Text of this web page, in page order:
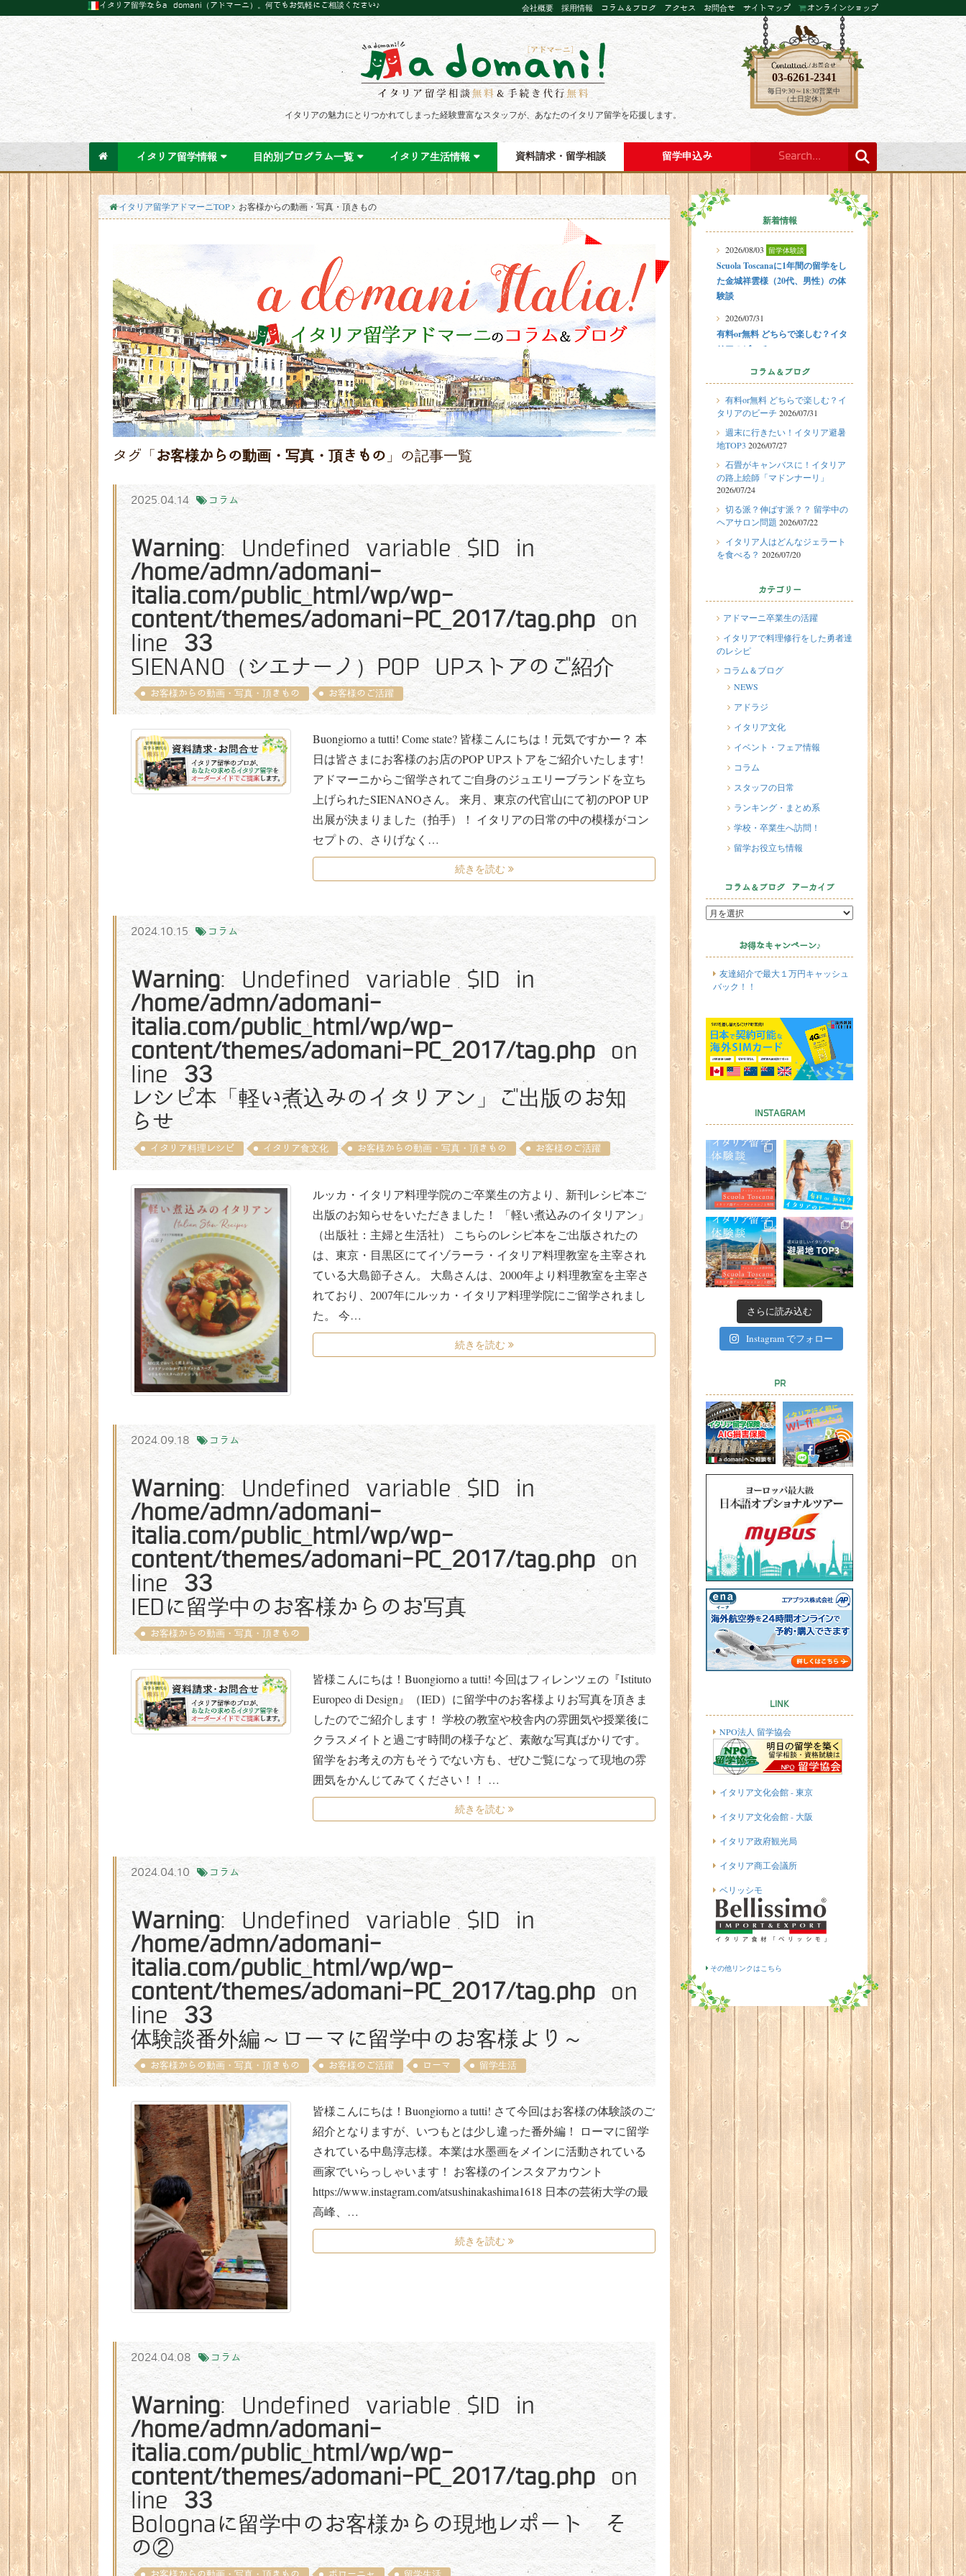
イタリア留学ならa domani（アドマーニ）。何でもお気軽にご相談ください♪ 会社概要 採用情報 コラム＆ブログ アクセス お問合せ サイトマップ オンラインショップ
イタリアの魅力にとりつかれてしまった経験豊富なスタッフが、あなたのイタリア留学を応援します。
03-6261-2341
毎日9:30～18:30営業中
（土日定休）
イタリア留学情報 目的別プログラム一覧 イタリア生活情報 資料請求・留学相談 留学申込み
イタリア留学アドマーニTOP お客様からの動画・写真・頂きもの
タグ「 お客様からの動画・写真・頂きもの 」の記事一覧
2025.04.14 コラム
Warning: Undefined variable $ID in
/home/admn/adomani-
italia.com/public_html/wp/wp-
content/themes/adomani-PC_2017/tag.phpon
line 33
SIENANO（シエナーノ）POP UPストアのご紹介
お客様からの動画・写真・頂きもの お客様のご活躍
Buongiorno a tutti! Come state? 皆様こんにちは！元気ですかー？ 本
日は皆さまにお客様のお店のPOP UPストアをご紹介いたします!
アドマーニからご留学されてご自身のジュエリーブランドを立ち
上げられたSIENANOさん。 来月、東京の代官山にて初のPOP UP
出展が決まりました（拍手）！ イタリアの日常の中の模様がコン
セプトの、さりげなく…
続きを読む
2024.10.15 コラム
Warning: Undefined variable $ID in
/home/admn/adomani-
italia.com/public_html/wp/wp-
content/themes/adomani-PC_2017/tag.php on
line 33
レシピ本「軽い煮込みのイタリアン」ご出版のお知
らせ
イタリア料理レシピ イタリア食文化 お客様からの動画・写真・頂きもの お客様のご活躍
ルッカ・イタリア料理学院のご卒業生の方より、新刊レシピ本ご
出版のお知らせをいただきました！ 「軽い煮込みのイタリアン」
（出版社：主婦と生活社） こちらのレシピ本をご出版されたの
は、東京・目黒区にてイゾラーラ・イタリア料理教室を主宰され
ている大島節子さん。 大島さんは、2000年より料理教室を主宰さ
れており、2007年にルッカ・イタリア料理学院にご留学されまし
た。 今…
続きを読む
2024.09.18 コラム
Warning: Undefined variable $ID in
/home/admn/adomani-
italia.com/public_html/wp/wp-
content/themes/adomani-PC_2017/tag.php on
line 33
IEDに留学中のお客様からのお写真
お客様からの動画・写真・頂きもの
皆様こんにちは！Buongiorno a tutti! 今回はフィレンツェの『Istituto
Europeo di Design』（IED）に留学中のお客様よりお写真を頂きま
したのでご紹介します！ 学校の教室や校舎内の雰囲気や授業後に
クラスメイトと過ごす時間の様子など、素敵な写真ばかりです。
留学をお考えの方もそうでない方も、ぜひご覧になって現地の雰
囲気をかんじてみてください！！ …
続きを読む
2024.04.10 コラム
Warning: Undefined variable $ID in
/home/admn/adomani-
italia.com/public_html/wp/wp-
content/themes/adomani-PC_2017/tag.php on
line 33
体験談番外編～ローマに留学中のお客様より～
お客様からの動画・写真・頂きもの お客様のご活躍 ローマ 留学生活
皆様こんにちは！Buongiorno a tutti! さて今回はお客様の体験談のご
紹介となりますが、いつもとは少し違った番外編！ ローマに留学
されている中島淳志様。本業は水墨画をメインに活動されている
画家でいらっしゃいます！ お客様のインスタアカウント
https://www.instagram.com/atsushinakashima1618 日本の芸術大学の最
高峰、…
続きを読む
2024.04.08 コラム
Warning: Undefined variable $ID in
/home/admn/adomani-
italia.com/public_html/wp/wp-
content/themes/adomani-PC_2017/tag.phpon
line 33
Bolognaに留学中のお客様からの現地レポート そ
の②
新着情報
2026/08/03 留学体験談
Scuola Toscanaに1年間の留学をし
た金城祥雲様（20代、男性）の体
験談
2026/07/31
有料or無料 どちらで楽しむ？イタ
リアのビーチ
2026/07/29 留学体験談
フィレンツェに1週間の語学留学を
したT.Sさん（10代、女性）の体験
談
2026/07/27
TOP3
2026/07/24
石畳がキャンバスに！イタリアの
路上絵師「マドンナーリ」
2026/07/22
切る派？伸ばす派？？ 留学中のヘ
2026/07/20
イタリア人はどんなジェラートを
2026/07/17
イタリアが誇る3人の天才芸術家 そ
の傑作を見に行こう！
2026/07/16
味わってみたい！魚介の「ごった
チュッコ）
2026/07/14
インスタライブのお知らせ
コラム＆ブログ
有料or無料 どちらで楽しむ？イ
タリアのビーチ 2026/07/31
週末に行きたい！イタリア避暑
地TOP3 2026/07/27
石畳がキャンバスに！イタリア
の路上絵師「マドンナーリ」
2026/07/24
切る派？伸ばす派？？ 留学中の
ヘアサロン問題 2026/07/22
イタリア人はどんなジェラート
を食べる？ 2026/07/20
カテゴリー
アドマーニ卒業生の活躍
イタリアで料理修行をした勇者達
のレシピ
コラム＆ブログ
NEWS
アドラジ
イタリア文化
イベント・フェア情報
コラム
スタッフの日常
ランキング・まとめ系
学校・卒業生へ訪問！
留学お役立ち情報
コラム＆ブログ アーカイブ
お得なキャンペーン♪
友達紹介で最大１万円キャッシュ
バック！！
INSTAGRAM
さらに読み込む
Instagram でフォロー
PR
LINK
NPO法人 留学協会
イタリア文化会館 - 東京
イタリア文化会館 - 大阪
イタリア政府観光局
イタリア商工会議所
ベリッシモ
その他リンクはこちら